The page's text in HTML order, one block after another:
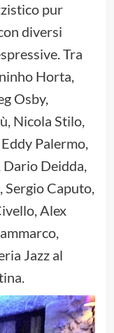
pur
diversi
Tra
Horta,
Osby,
Nicola Stilo,
Palermo,
Deidda,
Caputo,
Alex
Jazz al